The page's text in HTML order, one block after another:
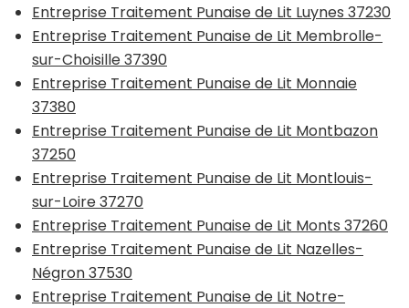
Entreprise Traitement Punaise de Lit Luynes 37230
Entreprise Traitement Punaise de Lit Membrolle-
sur-Choisille 37390
Entreprise Traitement Punaise de Lit Monnaie
37380
Entreprise Traitement Punaise de Lit Montbazon
37250
Entreprise Traitement Punaise de Lit Montlouis-
sur-Loire 37270
Entreprise Traitement Punaise de Lit Monts 37260
Entreprise Traitement Punaise de Lit Nazelles-
Négron 37530
Entreprise Traitement Punaise de Lit Notre-